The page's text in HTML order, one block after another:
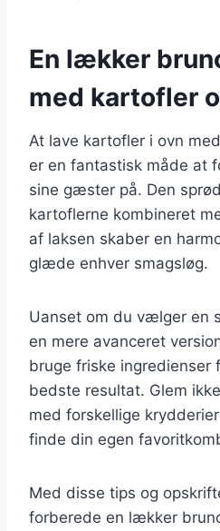
En lækker
med kartofler
At lave kartofler i ovn
er en fantastisk måde at
sine gæster på. Den
kartoflerne kombineret
af laksen skaber en
glæde enhver smagsløg.
Uanset om du vælger en
en mere avanceret
bruge friske ingredienser
bedste resultat. Glem
med forskellige
finde din egen
Med disse tips og
forberede en lækker